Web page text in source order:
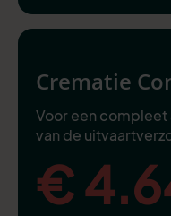
Crematie
Voor een
van de
€